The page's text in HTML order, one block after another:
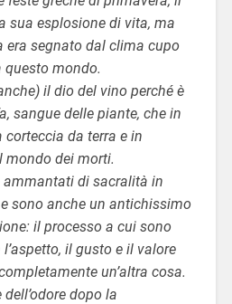
sua esplosione di vita, ma
era segnato dal clima cupo
mondo.
il dio del vino perché è
sangue delle piante, che in
da terra e in
mondo dei morti.
di sacralità in
sono anche un antichissimo
il processo a cui sono
il gusto e il valore
un’altra cosa.
dell’odore dopo la